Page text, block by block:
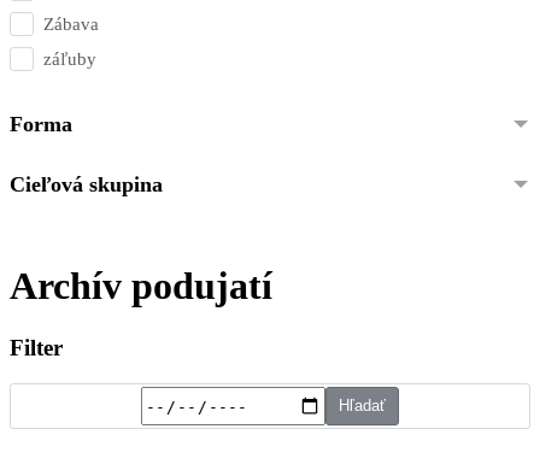
Zábava
záľuby
Forma
Cieľová skupina
Archív podujatí
Filter
Hľadať